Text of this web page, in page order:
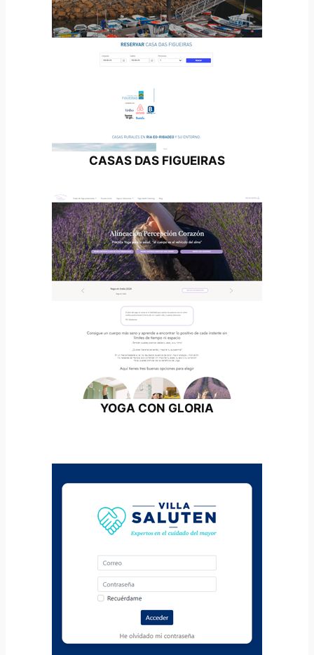
CASAS DAS FIGUEIRAS
YOGA CON GLORIA